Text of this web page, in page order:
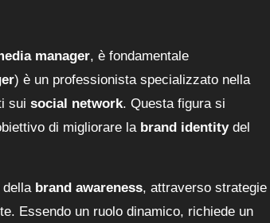
manager, è fondamentale
) è un professionista specializzato nella
sui social network. Questa figura si
di migliorare la brand identitydel
della brand awareness, attraverso strategie
Essendo un ruolo dinamico, richiede un